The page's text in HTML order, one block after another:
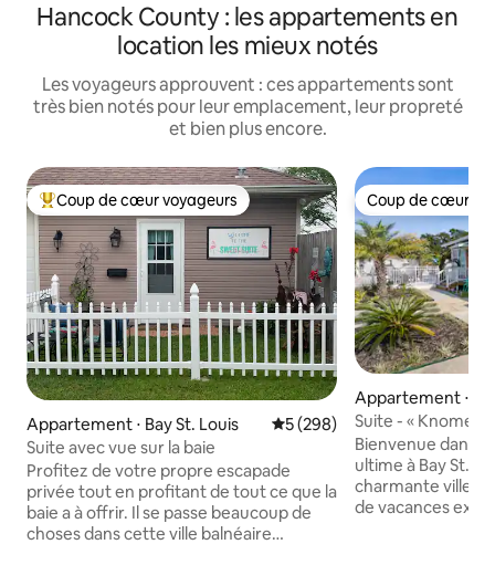
Hancock County : les appartements en
location les mieux notés
Les voyageurs approuvent : ces appartements sont
très bien notés pour leur emplacement, leur propreté
et bien plus encore.
Coups de cœur voyageurs les plus appréciés
Coup de cœur voyageurs
Appartement ⋅ Bay St. Louis Évaluation moyenne sur la
5 (298)
Suite avec vue sur la baie
Profitez de votre propre escapade
privée tout en profitant de tout ce que la
baie a à offrir. Il se passe beaucoup de
choses dans cette ville balnéaire
Coup de cœur
Coup de cœur
Appartement ⋅
Suite - « Knome
commune
Bienvenue dans
ultime à Bay St.
charmante ville
de vacances